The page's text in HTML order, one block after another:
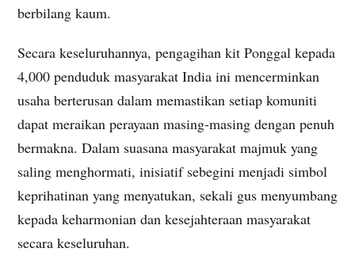
berbilang kaum.
Secara keseluruhannya, pengagihan kit Ponggal kepada
4,000 penduduk masyarakat India ini mencerminkan
usaha berterusan dalam memastikan setiap komuniti
dapat meraikan perayaan masing-masing dengan penuh
bermakna. Dalam suasana masyarakat majmuk yang
saling menghormati, inisiatif sebegini menjadi simbol
keprihatinan yang menyatukan, sekali gus menyumbang
kepada keharmonian dan kesejahteraan masyarakat
secara keseluruhan.